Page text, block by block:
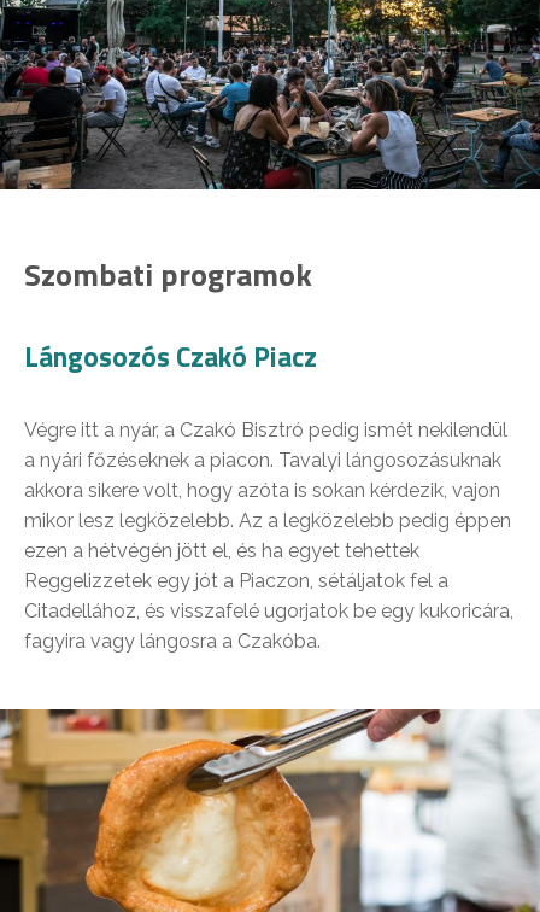
Szombati programok
Lángosozós Czakó Piacz
Végre itt a nyár, a Czakó Bisztró pedig ismét nekilendül
a nyári főzéseknek a piacon. Tavalyi lángosozásuknak
akkora sikere volt, hogy azóta is sokan kérdezik, vajon
mikor lesz legközelebb. Az a legközelebb pedig éppen
ezen a hétvégén jött el, és ha egyet tehettek
Reggelizzetek egy jót a Piaczon, sétáljatok fel a
Citadellához, és visszafelé ugorjatok be egy kukoricára,
fagyira vagy lángosra a Czakóba.